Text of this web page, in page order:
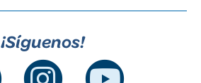
¡Síguenos!